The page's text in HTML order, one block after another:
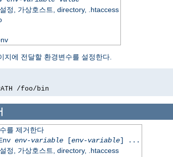
정, 가상호스트, directory, .htaccess
지에 전달할 환경변수를 설정한다.
/foo/bin
를 제거한다
env-variable[env-variable] ...
정, 가상호스트, directory, .htaccess